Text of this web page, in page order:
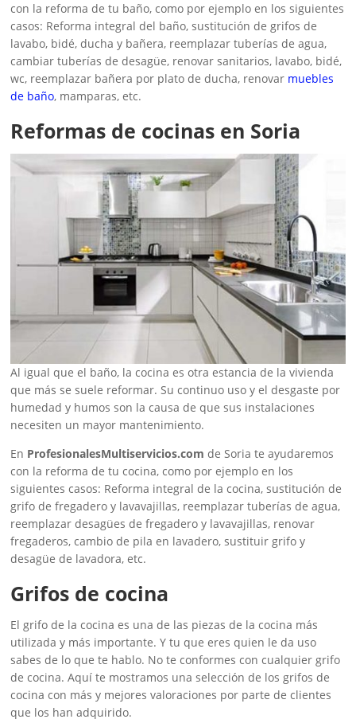
con la reforma de tu baño, como por ejemplo en los siguientes
casos: Reforma integral del baño, sustitución de grifos de
lavabo, bidé, ducha y bañera, reemplazar tuberías de agua,
cambiar tuberías de desagüe, renovar sanitarios, lavabo, bidé,
wc, reemplazar bañera por plato de ducha, renovar muebles
de baño, mamparas, etc.
Reformas de cocinas en Soria
Al igual que el baño, la cocina es otra estancia de la vivienda
que más se suele reformar. Su continuo uso y el desgaste por
humedad y humos son la causa de que sus instalaciones
necesiten un mayor mantenimiento.
En ProfesionalesMultiservicios.com de Soria te ayudaremos
con la reforma de tu cocina, como por ejemplo en los
siguientes casos: Reforma integral de la cocina, sustitución de
grifo de fregadero y lavavajillas, reemplazar tuberías de agua,
reemplazar desagües de fregadero y lavavajillas, renovar
fregaderos, cambio de pila en lavadero, sustituir grifo y
desagüe de lavadora, etc.
Grifos de cocina
El grifo de la cocina es una de las piezas de la cocina más
utilizada y más importante. Y tu que eres quien le da uso
sabes de lo que te hablo. No te conformes con cualquier grifo
de cocina. Aquí te mostramos una selección de los grifos de
cocina con más y mejores valoraciones por parte de clientes
que los han adquirido.